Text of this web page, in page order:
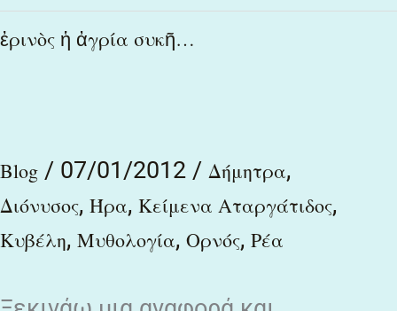
ἐρινὸς ἡ ἀγρία συκῆ…
Blog / 07/01/2012 / Δήμητρα,
Διόνυσος, Ήρα, Κείμενα Αταργάτιδος,
Κυβέλη, Μυθολογία, Ορνός, Ρέα
ἐρινὸς